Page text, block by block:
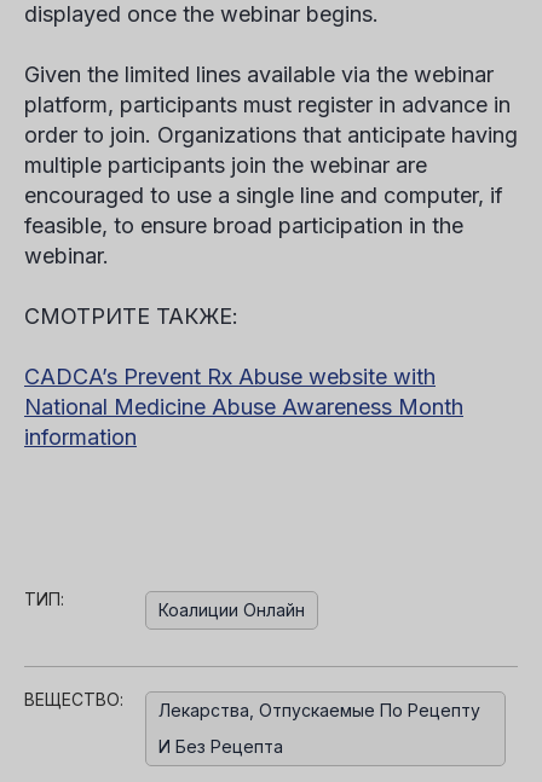
displayed once the webinar begins.
Given the limited lines available via the webinar
platform, participants must register in advance in
order to join. Organizations that anticipate having
multiple participants join the webinar are
encouraged to use a single line and computer, if
feasible, to ensure broad participation in the
webinar.
СМОТРИТЕ ТАКЖЕ:
CADCA’s Prevent Rx Abuse website with
National Medicine Abuse Awareness Month
information
ТИП:
Коалиции Онлайн
ВЕЩЕСТВО:
Лекарства, Отпускаемые По Рецепту
И Без Рецепта